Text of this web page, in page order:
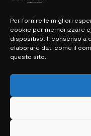
Per fornire le migliori
cookie per memorizzare
dispositivo. Il consenso a
elaborare dati come il
questo sito.
MAPPA DEL SITO
> NOTIZIE